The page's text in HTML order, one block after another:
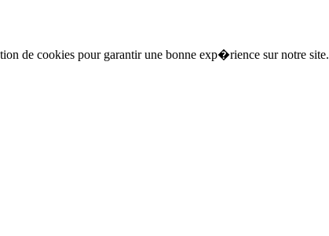
de cookies pour garantir une bonne exp�rience sur notre site.